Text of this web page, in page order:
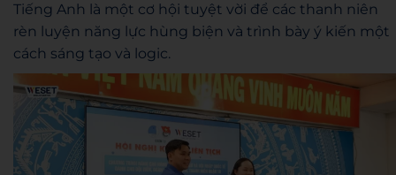
Tiếng Anh là một cơ hội tuyệt vời để các thanh niên
rèn luyện năng lực hùng biện và trình bày ý kiến một
cách sáng tạo và logic.